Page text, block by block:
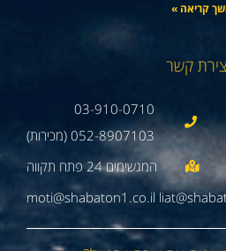
קריאה »
קשר
03-910-0710
052-8907103 (מכירות)
moti@shabaton1.co.il